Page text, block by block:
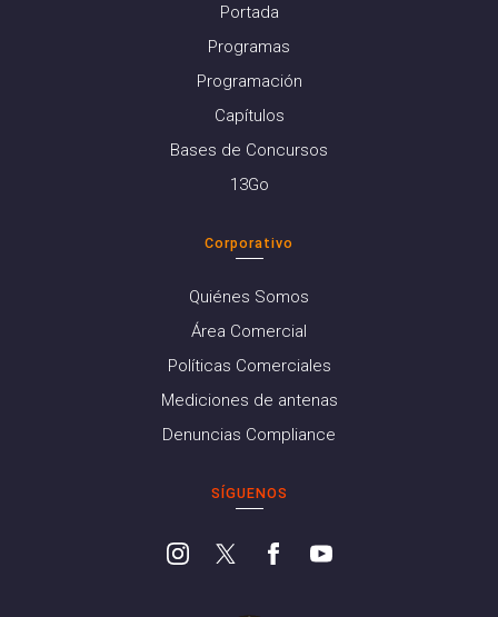
Portada
Programas
Programación
Capítulos
Bases de Concursos
13Go
Corporativo
Quiénes Somos
Área Comercial
Políticas Comerciales
Mediciones de antenas
Denuncias Compliance
SÍGUENOS